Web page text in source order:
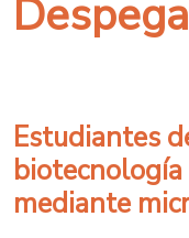
Estudiantes
mediante